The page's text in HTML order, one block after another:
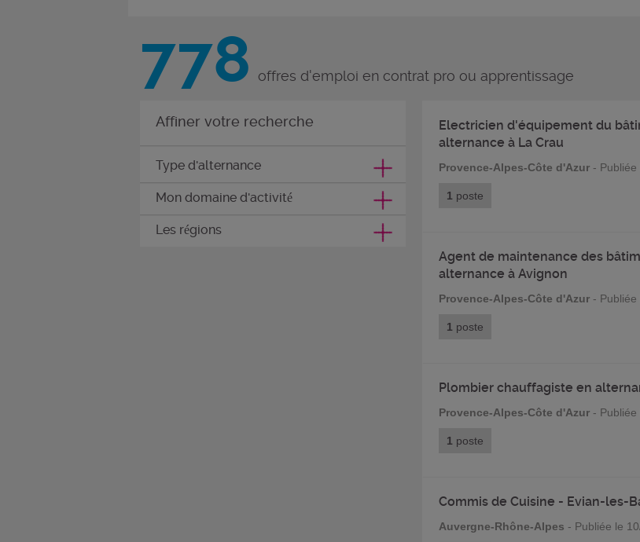
778 offres d'emploi en contrat pro ou apprentissage
Affiner votre recherche
Type d'alternance
Mon domaine d'activité
Les régions
Electricien d'équipement du
alternance à La Crau
Provence-Alpes-Côte d'Azur- Publiée
1 poste
Agent de maintenance des
alternance à Avignon
Provence-Alpes-Côte d'Azur- Publiée
1 poste
Plombier chauffagiste en
Provence-Alpes-Côte d'Azur- Publiée
1 poste
Commis de Cuisine - Evian-les-
Auvergne-Rhône-Alpes - Publiée le